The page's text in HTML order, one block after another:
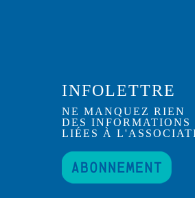
INFOLETTRE
NE MANQUEZ RIEN
DES INFORMATIONS
LIÉES À